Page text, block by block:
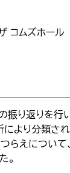
コムズホール
振り返りを行
より分類さ
らえについ
。